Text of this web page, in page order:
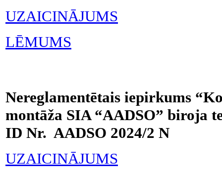
UZAICINĀJUMS
LĒMUMS
Nereglamentētais iepirkums
montāža SIA “AADSO” biroja
ID Nr. AADSO 2024/2 N
UZAICINĀJUMS